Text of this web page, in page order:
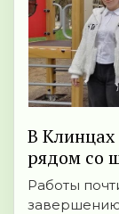
В Клинцах
рядом со
Работы